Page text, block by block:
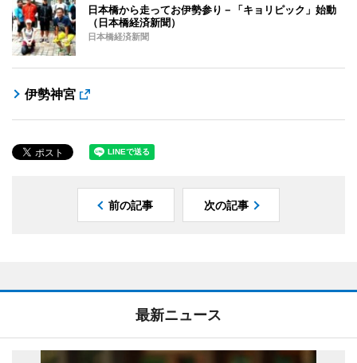
日本橋から走ってお伊勢参り－「キョリピック」始動
（日本橋経済新聞）
日本橋経済新聞
伊勢神宮
前の記事 次の記事
最新ニュース